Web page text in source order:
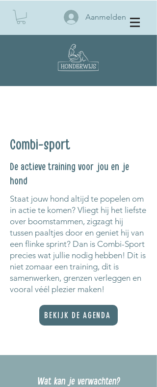
Aanmelden
Combi-sport
De actieve training voor jou en je
hond
Staat jouw hond altijd te popelen om
in actie te komen? Vliegt hij het liefste
over boomstammen, zigzagt hij
tussen paaltjes door en geniet hij van
een flinke sprint? Dan is Combi-Sport
precies wat jullie nodig hebben! Dit is
niet zomaar een training, dit is
samenwerken, grenzen verleggen en
vooral véél plezier maken!
BEKIJK DE AGENDA
Wat kan je verwachten?